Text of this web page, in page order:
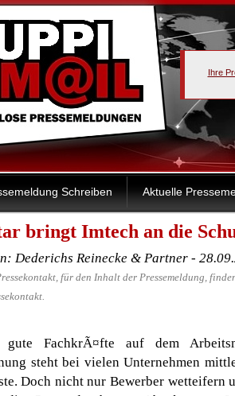
Ihre
Schreiben Aktuelle
bringt Imtech an die
Dederichs Reinecke & Partner -
für den Inhalt der Pressemeldung,
FachkrÃ¤fte auf dem
steht bei vielen Unternehmen
Doch nicht nur Bewerber wetteifern